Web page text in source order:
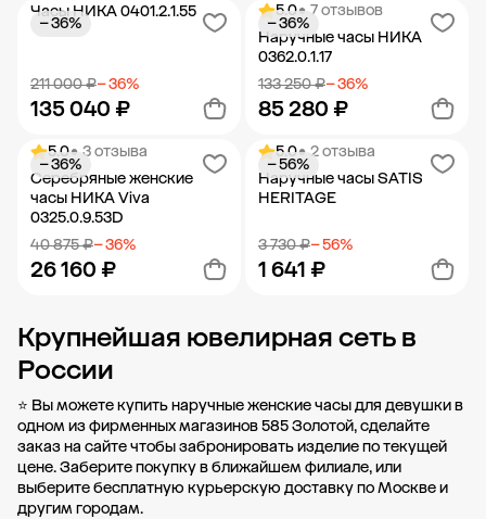
Добавить в корзину Добавить в корзину
Часы НИКА 0401.2.1.55
211 000 ₽− 36%
135 040 ₽
− 36%
Добавить в корзину
5.0• 7 отзывов
Наручные часы НИКА
0362.0.1.17
133 250 ₽− 36%
85 280 ₽
− 36%
Добавить в корзину
5.0• 3 отзыва
Серебряные женские
часы НИКА Viva
0325.0.9.53D
40 875 ₽− 36%
26 160 ₽
− 36%
Добавить в корзину
5.0• 2 отзыва
Наручные часы SATIS
HERITAGE
3 730 ₽− 56%
1 641 ₽
− 56%
Добавить в корзину
Крупнейшая ювелирная сеть в
России
⭐ Вы можете купить наручные женские часы для девушки в
одном из фирменных магазинов 585 Золотой, сделайте
заказ на сайте чтобы забронировать изделие по текущей
цене. Заберите покупку вближайшем филиале, или
выберите бесплатную курьерскую доставку по Москве и
другим городам.